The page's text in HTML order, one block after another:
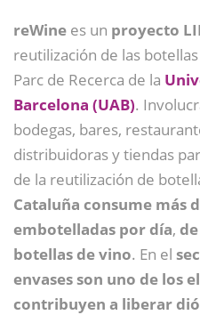
reWine es un proyecto
reutilización de las
Parc de Recerca de la
Barcelona (UAB).
bodegas, bares,
distribuidoras y tiendas
de la reutilización de
Cataluña consume más
embotelladas por día,
botellas de vino. En el
envases son uno de los
contribuyen a liberar